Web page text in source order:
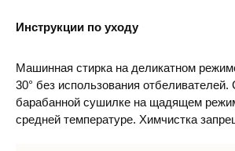
Инструкции по уходу
Машинная стирка на деликатном
30° без использования
барабанной сушилке на щадящем
средней температуре. Химчистка